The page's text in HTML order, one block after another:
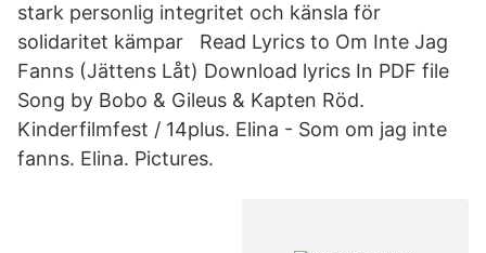
stark personlig integritet och känsla för
solidaritet kämpar Read Lyrics to Om Inte Jag
Fanns (Jättens Låt) Download lyrics In PDF file
Song by Bobo & Gileus & Kapten Röd.
Kinderfilmfest / 14plus. Elina - Som om jag inte
fanns. Elina. Pictures.